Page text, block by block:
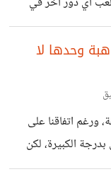
كثيرًا ما نرى
بأدوار تختلف
حالة استنكار شديدة
باعتباره
اللواتي اشتركن
وحدها لا
ورغم اتفاقنا على
الكبيرة، لكن
النجاح، فبغير